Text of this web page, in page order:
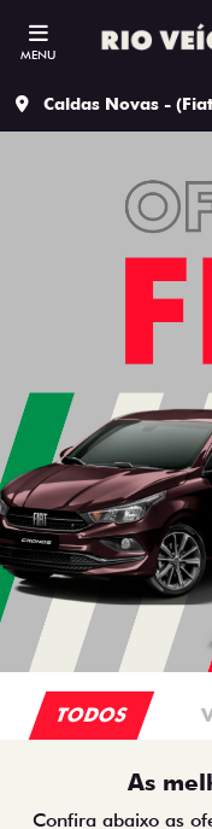
MENU
Caldas Novas -
TODOS
As
Confira abaixo as